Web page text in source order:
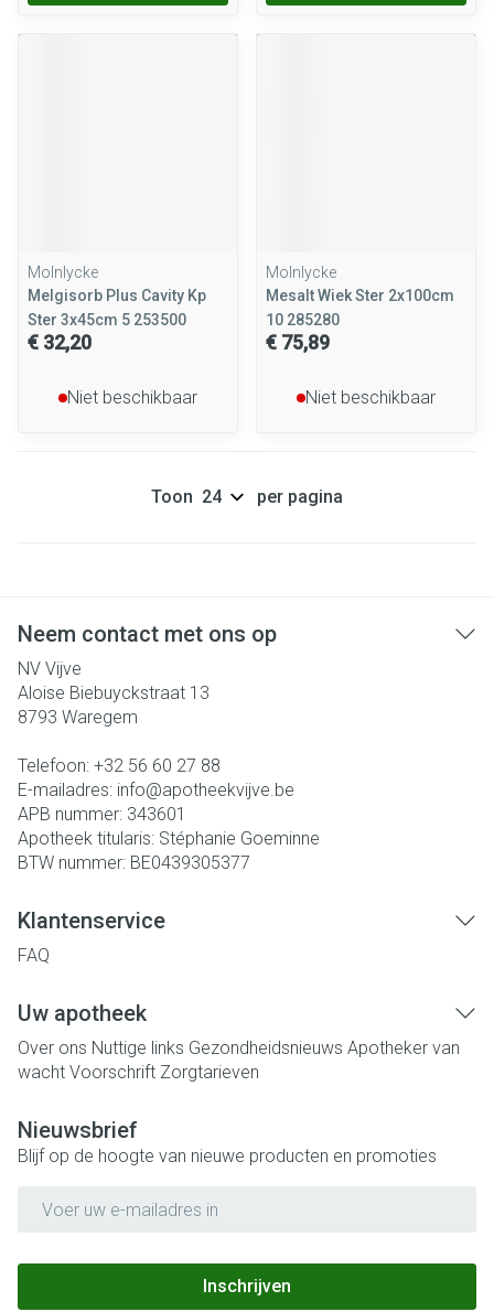
Molnlycke
Melgisorb Plus Cavity Kp
Ster 3x45cm 5 253500
€ 32,20
Niet beschikbaar
Molnlycke
Mesalt Wiek Ster 2x100cm
10 285280
€ 75,89
Niet beschikbaar
Toon per pagina
Neem contact met ons op
NV Vijve
Aloise Biebuyckstraat 13
8793 Waregem
Telefoon: +32 56 60 27 88
E-mailadres: info@apotheekvijve.be
APB nummer: 343601
Apotheek titularis: Stéphanie Goeminne
BTW nummer: BE0439305377
Klantenservice
FAQ
Uw apotheek
Over ons Nuttige links Gezondheidsnieuws Apotheker van
wacht Voorschrift Zorgtarieven
Nieuwsbrief
Blijf op de hoogte van nieuwe producten en promoties
Inschrijven